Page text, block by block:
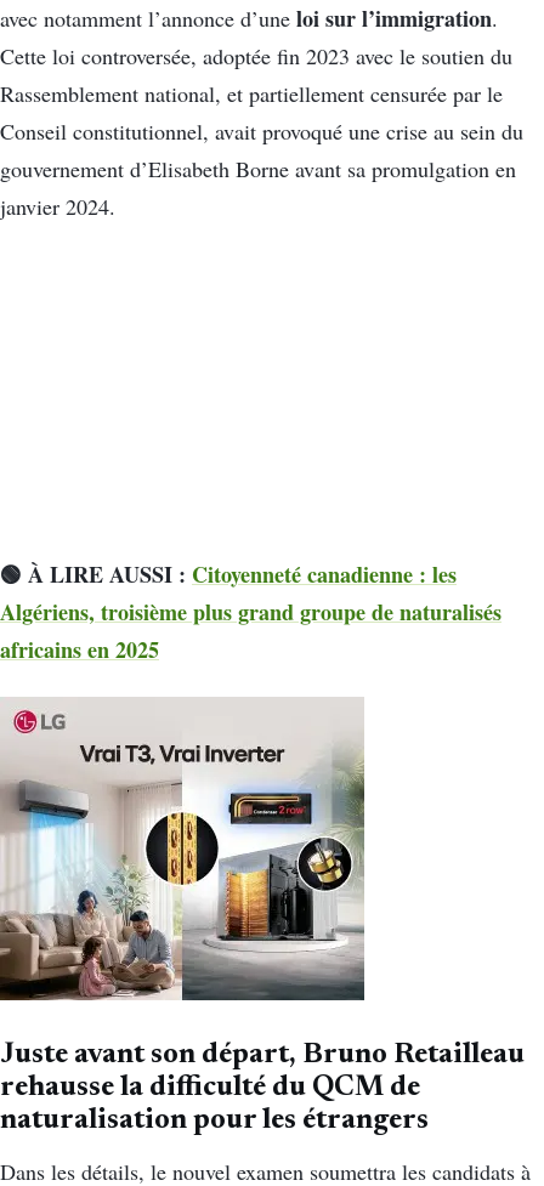
avec notamment l’annonce d’une loi sur l’immigration.
Cette loi controversée, adoptée fin 2023 avec le soutien du
Rassemblement national, et partiellement censurée par le
Conseil constitutionnel, avait provoqué une crise au sein du
gouvernement d’Elisabeth Borne avant sa promulgation en
janvier 2024.
🟢 À LIRE AUSSI : Citoyenneté canadienne : les
Algériens, troisième plus grand groupe de naturalisés
africains en 2025
Juste avant son départ, Bruno Retailleau
rehausse la difficulté du QCM de
naturalisation pour les étrangers
Dans les détails, le nouvel examen soumettra les candidats à